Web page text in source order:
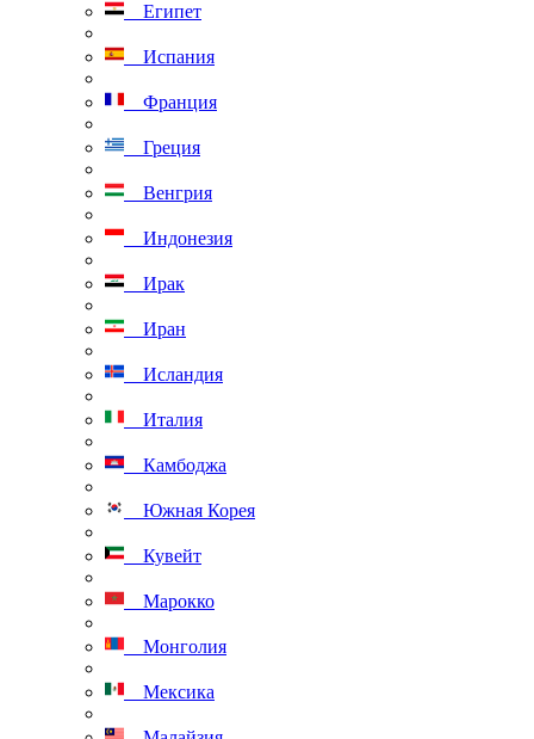
Египет
Испания
Франция
Греция
Венгрия
Индонезия
Ирак
Иран
Исландия
Италия
Камбоджа
Южная Корея
Кувейт
Марокко
Монголия
Мексика